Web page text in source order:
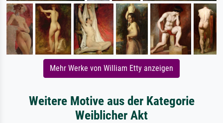
Mehr Werke von William Etty anzeigen
Weitere Motive aus der Kategorie
Weiblicher Akt